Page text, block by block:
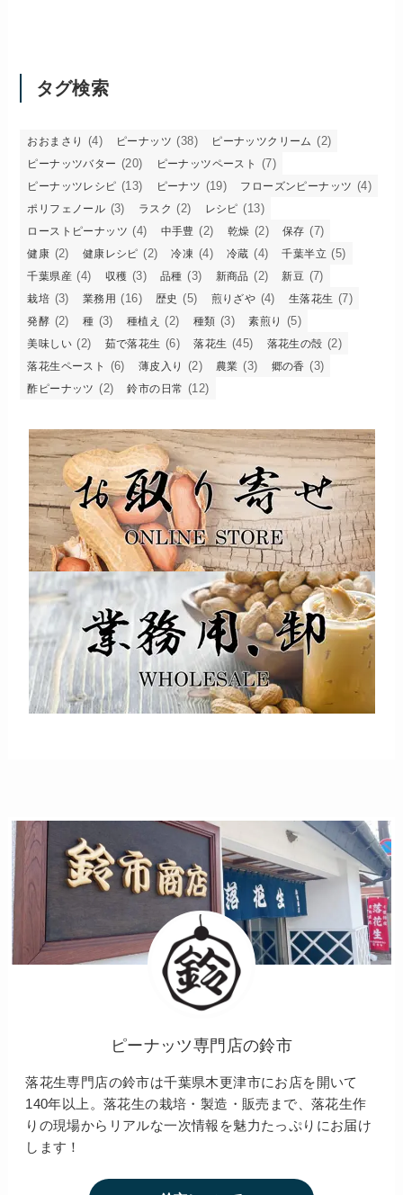
タグ検索
おおまさり (4) ピーナッツ (38) ピーナッツクリーム (2)
ピーナッツバター (20) ピーナッツペースト (7)
ピーナッツレシピ (13) ピーナツ (19) フローズンピーナッツ (4)
ポリフェノール (3) ラスク (2) レシピ (13)
ローストピーナッツ (4) 中手豊 (2) 乾燥 (2) 保存 (7)
健康 (2) 健康レシピ (2) 冷凍 (4) 冷蔵 (4) 千葉半立 (5)
千葉県産 (4) 収穫 (3) 品種 (3) 新商品 (2) 新豆 (7)
栽培 (3) 業務用 (16) 歴史 (5) 煎りざや (4) 生落花生 (7)
発酵 (2) 種 (3) 種植え (2) 種類 (3) 素煎り (5)
美味しい (2) 茹で落花生 (6) 落花生 (45) 落花生の殻 (2)
落花生ペースト (6) 薄皮入り (2) 農業 (3) 郷の香 (3)
酢ピーナッツ (2) 鈴市の日常 (12)
ピーナッツ専門店の鈴市
落花生専門店の鈴市は千葉県木更津市にお店を開いて
140年以上。落花生の栽培・製造・販売まで、落花生作
りの現場からリアルな一次情報を魅力たっぷりにお届け
します！